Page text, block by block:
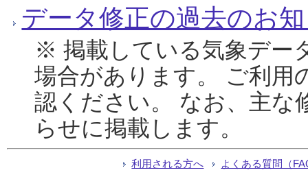
データ修正の過去のお
※ 掲載している気象デー
場合があります。 ご利用
認ください。 なお、主な
らせに掲載します。
利用される方へ よくある質問（